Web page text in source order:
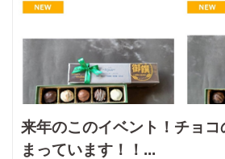
来年のこのイベント！チョ
まっています！！...